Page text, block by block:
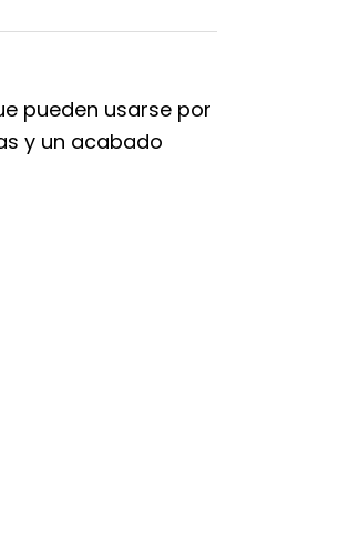
pueden usarse por
y un acabado